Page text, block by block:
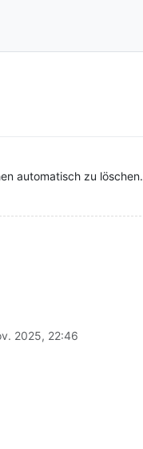
automatisch zu löschen.
2025, 22:46